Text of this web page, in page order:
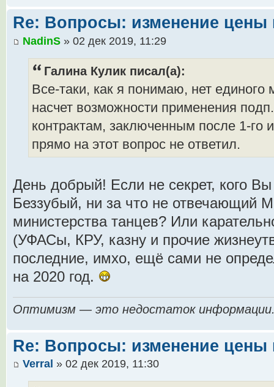
Re: Вопросы: изменение цены
NadinS » 02 дек 2019, 11:29
Галина Кулик писал(а):
Все-таки, как я понимаю, нет единого
насчет возможности применения
контрактам, заключенным после 1-
прямо на этот вопрос не ответил.
День добрый! Если не секрет, кого
Беззубый, ни за что не отвечающий
министерства танцев? Или
(УФАСы, КРУ, казну и прочие
последние, имхо, ещё сами не
на 2020 год.
Оптимизм — это недостаток
Re: Вопросы: изменение цены
Verral » 02 дек 2019, 11:30